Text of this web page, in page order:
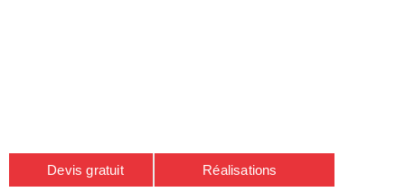
Devis gratuit Réalisations